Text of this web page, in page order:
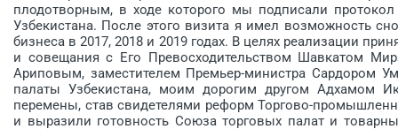
плодотворным, в ходе которого мы подписали
Узбекистана. После этого визита я имел возможность
бизнеса в 2017, 2018 и 2019 годах. В целях реализации
и совещания с Его Превосходительством ­Шавкатом
Ариповым, заместителем Премьер-министра Сардором
палаты Узбекистана, моим дорогим другом Адхамом
перемены, став свидетелями реформ Торгово-
и выразили готовность Союза торговых палат и